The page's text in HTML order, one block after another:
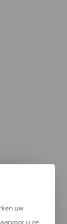
uw
u ze